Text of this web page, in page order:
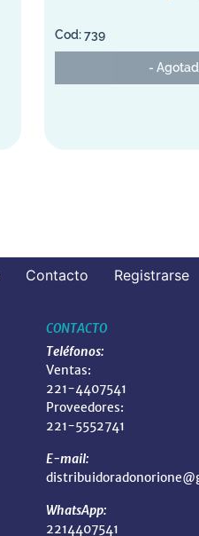
739
-
Contacto Registrarse
CONTACTO
Teléfonos:
Ventas:
221-4407541
Proveedores:
221-5552741
E-mail:
WhatsApp:
2214407541